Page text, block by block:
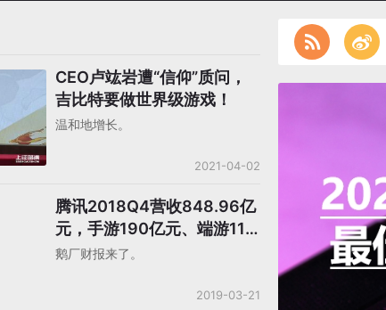
CEO卢竑岩遭“信仰”质问，
吉比特要做世界级游戏！
温和地增长。
2021-04-02
腾讯2018Q4营收848.96亿
元，手游190亿元、端游112
亿元
鹅厂财报来了。
2019-03-21